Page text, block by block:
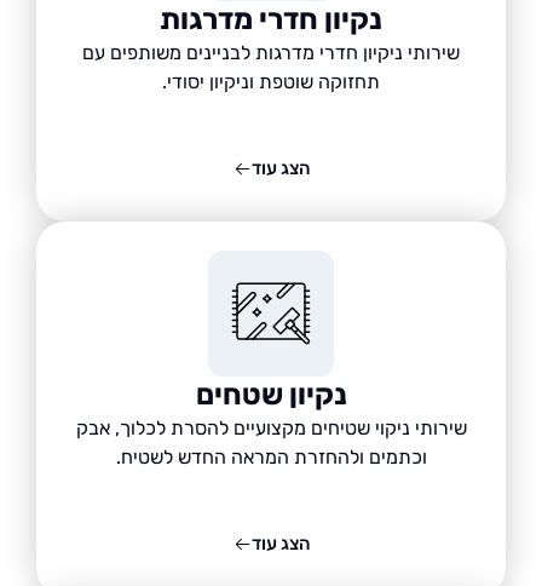
נקיון חדרי מדרגות
שירותי ניקיון חדרי מדרגות לבניינים משותפים עם
תחזוקה שוטפת וניקיון יסודי.
נקיון שטחים
שירותי ניקוי שטיחים מקצועיים להסרת לכלוך, אבק
וכתמים ולהחזרת המראה החדש לשטיח.